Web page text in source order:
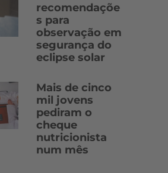
recomendaçõe
s para
observação em
segurança do
eclipse solar
Mais de cinco
mil jovens
pediram o
cheque
nutricionista
num mês